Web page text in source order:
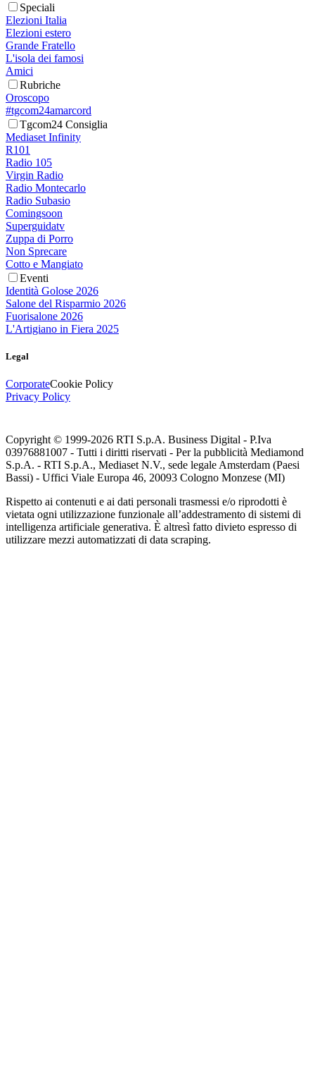
Speciali
Elezioni Italia
Elezioni estero
Grande Fratello
L'isola dei famosi
Amici
Rubriche
Oroscopo
#tgcom24amarcord
Tgcom24 Consiglia
Mediaset Infinity
R101
Radio 105
Virgin Radio
Radio Montecarlo
Radio Subasio
Comingsoon
Superguidatv
Zuppa di Porro
Non Sprecare
Cotto e Mangiato
Eventi
Identità Golose 2026
Salone del Risparmio 2026
Fuorisalone 2026
L'Artigiano in Fiera 2025
Legal
CorporateCookie Policy
Privacy Policy
Copyright © 1999-2026 RTI S.p.A. Business Digital - P.Iva
03976881007 - Tutti i diritti riservati - Per la pubblicità Mediamond
S.p.A. - RTI S.p.A., Mediaset N.V., sede legale Amsterdam (Paesi
Bassi) - Uffici Viale Europa 46, 20093 Cologno Monzese (MI)
Rispetto ai contenuti e ai dati personali trasmessi e/o riprodotti è
vietata ogni utilizzazione funzionale all’addestramento di sistemi di
intelligenza artificiale generativa. È altresì fatto divieto espresso di
utilizzare mezzi automatizzati di data scraping.